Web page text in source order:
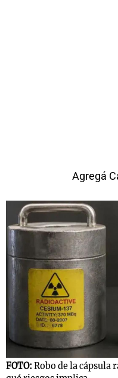
Agregá
FOTO: Robo de la cápsula